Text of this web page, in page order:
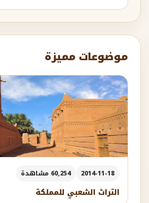
موضوعات مميزة
2014-11-18 60,254 مشاهدة
التراث الشعبي للمملكة